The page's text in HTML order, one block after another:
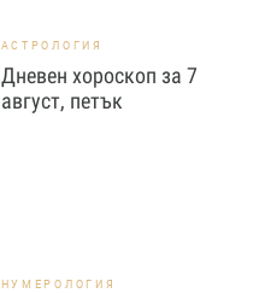
АСТРОЛОГИЯ
Дневен хороскоп за 7
август, петък
НУМЕРОЛОГИЯ